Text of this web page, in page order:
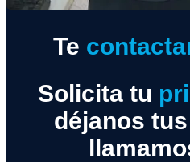
Te
Solicita tu
déjanos